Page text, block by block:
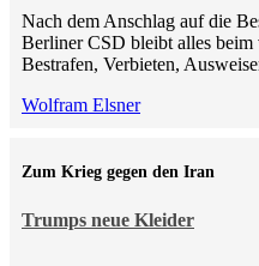
Nach dem Anschlag auf die
Berliner CSD bleibt alles beim
Bestrafen, Verbieten,
Wolfram Elsner
Trumps neue Kleider
Zum Krieg gegen den Iran